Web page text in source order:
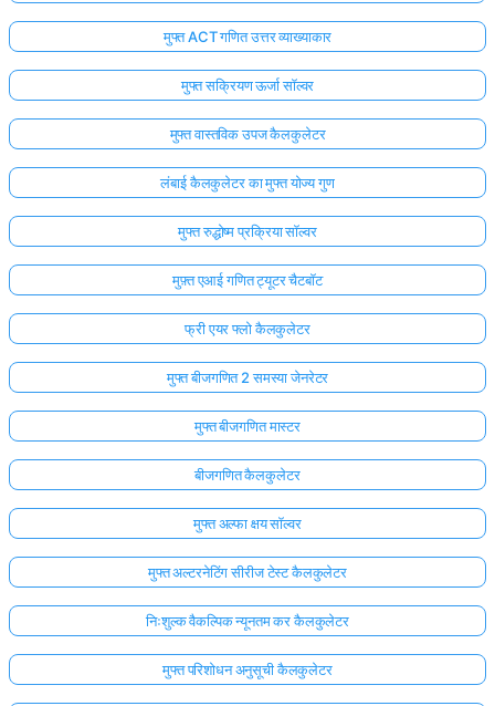
मुफ्त ACT गणित उत्तर व्याख्याकार
मुफ्त सक्रियण ऊर्जा सॉल्वर
मुफ्त वास्तविक उपज कैलकुलेटर
लंबाई कैलकुलेटर का मुफ्त योज्य गुण
मुफ्त रुद्धोष्म प्रक्रिया सॉल्वर
मुफ़्त एआई गणित ट्यूटर चैटबॉट
फ्री एयर फ्लो कैलकुलेटर
मुफ्त बीजगणित 2 समस्या जेनरेटर
मुफ्त बीजगणित मास्टर
बीजगणित कैलकुलेटर
मुफ्त अल्फा क्षय सॉल्वर
मुफ्त अल्टरनेटिंग सीरीज टेस्ट कैलकुलेटर
निःशुल्क वैकल्पिक न्यूनतम कर कैलकुलेटर
मुफ्त परिशोधन अनुसूची कैलकुलेटर